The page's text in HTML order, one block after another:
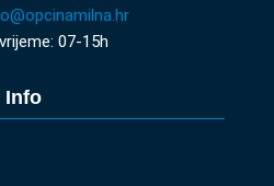
07-15h
Info